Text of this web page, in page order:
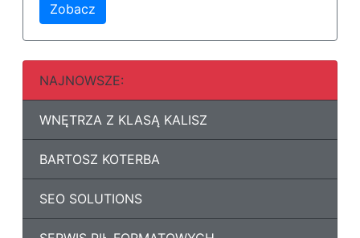
Zobacz
NAJNOWSZE:
WNĘTRZA Z KLASĄ KALISZ
BARTOSZ KOTERBA
SEO SOLUTIONS